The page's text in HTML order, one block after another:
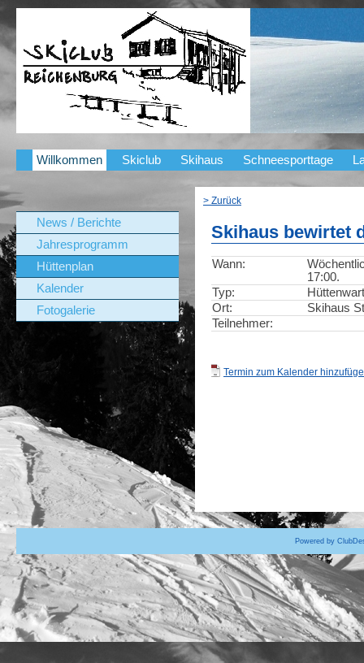
Willkommen Skiclub Skihaus Schneesporttage
News / Berichte
Jahresprogramm
Hüttenplan
Kalender
Fotogalerie
> Zurück
Skihaus bewirtet
Wann:
17:00.
Typ:
Hüttenwart
Ort:
Skihaus
Teilnehmer:
Termin zum Kalender
Powered by